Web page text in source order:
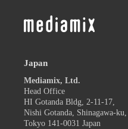
Japan
Mediamix, Ltd.
Head Office
HI Gotanda Bldg, 2-11-17,
Nishi Gotanda, Shinagawa-ku,
Tokyo 141-0031 Japan